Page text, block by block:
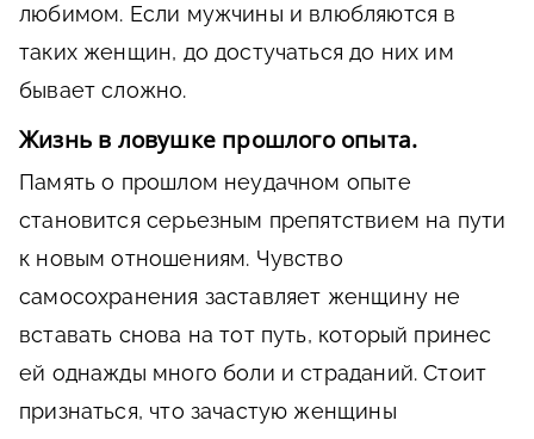
любимом. Если мужчины и влюбляются в
таких женщин, до достучаться до них им
бывает сложно.
Жизнь в ловушке прошлого опыта.
Память о прошлом неудачном опыте
становится серьезным препятствием на пути
к новым отношениям. Чувство
самосохранения заставляет женщину не
вставать снова на тот путь, который принес
ей однажды много боли и страданий. Стоит
признаться, что зачастую женщины